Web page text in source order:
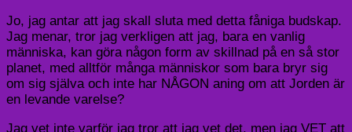
Jo, jag antar att jag skall sluta med detta fåniga budskap.
Jag menar, tror jag verkligen att jag, bara en vanlig
människa, kan göra någon form av skillnad på en så stor
planet, med alltför många människor som bara bryr sig
om sig själva och inte har NÅGON aning om att Jorden är
en levande varelse?
Jag vet inte varför jag tror att jag vet det, men jag VET att